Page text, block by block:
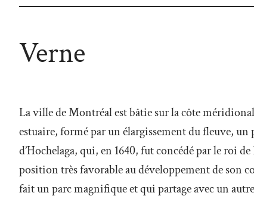
Verne
La ville de Montréal est bâtie sur la côte
estuaire, formé par un élargissement du fleuve,
d’Hochelaga, qui, en 1640, fut concédé par le roi
position très favorable au développement de son
fait un parc magnifique et qui partage avec un